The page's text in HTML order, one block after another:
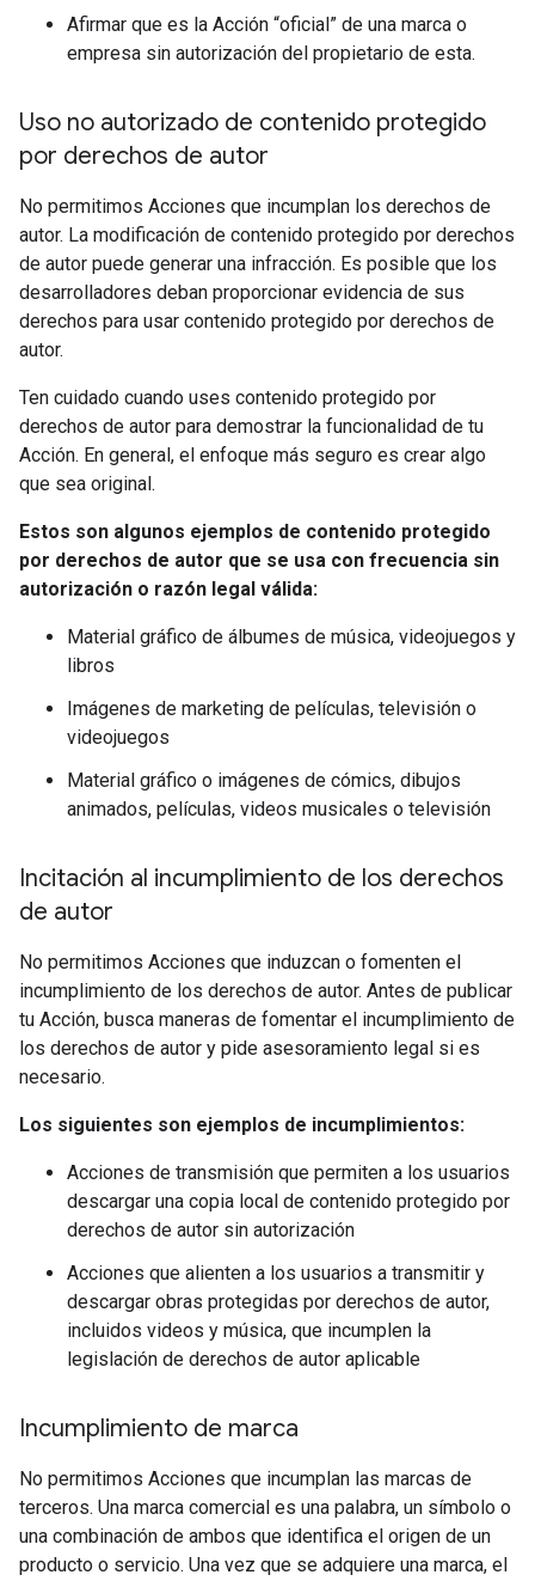
Afirmar que es la Acción “oficial” de una marca o
empresa sin autorización del propietario de esta.
Uso no autorizado de contenido protegido
por derechos de autor
No permitimos Acciones que incumplan los derechos de
autor. La modificación de contenido protegido por derechos
de autor puede generar una infracción. Es posible que los
desarrolladores deban proporcionar evidencia de sus
derechos para usar contenido protegido por derechos de
autor.
Ten cuidado cuando uses contenido protegido por
derechos de autor para demostrar la funcionalidad de tu
Acción. En general, el enfoque más seguro es crear algo
que sea original.
Estos son algunos ejemplos de contenido protegido
por derechos de autor que se usa con frecuencia sin
autorización o razón legal válida:
Material gráfico de álbumes de música, videojuegos y
libros
Imágenes de marketing de películas, televisión o
videojuegos
Material gráfico o imágenes de cómics, dibujos
animados, películas, videos musicales o televisión
Incitación al incumplimiento de los derechos
de autor
No permitimos Acciones que induzcan o fomenten el
incumplimiento de los derechos de autor. Antes de publicar
tu Acción, busca maneras de fomentar el incumplimiento de
los derechos de autor y pide asesoramiento legal si es
necesario.
Los siguientes son ejemplos de incumplimientos:
Acciones de transmisión que permiten a los usuarios
descargar una copia local de contenido protegido por
derechos de autor sin autorización
Acciones que alienten a los usuarios a transmitir y
descargar obras protegidas por derechos de autor,
incluidos videos y música, que incumplen la
legislación de derechos de autor aplicable
Incumplimiento de marca
No permitimos Acciones que incumplan las marcas de
terceros. Una marca comercial es una palabra, un símbolo o
una combinación de ambos que identifica el origen de un
producto o servicio. Una vez que se adquiere una marca, el